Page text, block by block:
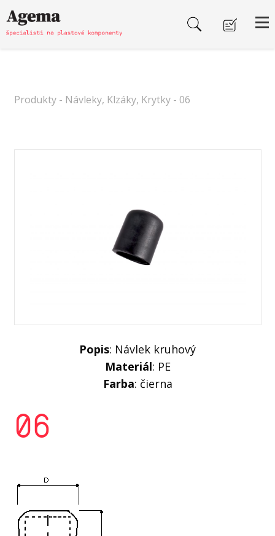
Produkty- Návleky, Klzáky, Krytky- 06
Popis: Návlek kruhový
Materiál: PE
Farba: čierna
06